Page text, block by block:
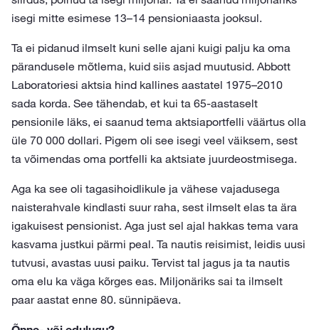
isegi mitte esimese 13–14 pensioniaasta jooksul.
Ta ei pidanud ilmselt kuni selle ajani kuigi palju ka oma
pärandusele mõtlema, kuid siis asjad muutusid. Abbott
Laboratoriesi aktsia hind kallines aastatel 1975–2010
sada korda. See tähendab, et kui ta 65-aastaselt
pensionile läks, ei saanud tema aktsiaportfelli väärtus olla
üle 70 000 dollari. Pigem oli see isegi veel väiksem, sest
ta võimendas oma portfelli ka aktsiate juurdeostmisega.
Aga ka see oli tagasihoidlikule ja vähese vajadusega
naisterahvale kindlasti suur raha, sest ilmselt elas ta ära
igakuisest pensionist. Aga just sel ajal hakkas tema vara
kasvama justkui pärmi peal. Ta nautis reisimist, leidis uusi
tutvusi, avastas uusi paiku. Tervist tal jagus ja ta nautis
oma elu ka väga kõrges eas. Miljonäriks sai ta ilmselt
paar aastat enne 80. sünnipäeva.